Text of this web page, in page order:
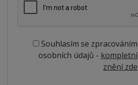
Souhlasím se zpracováním
osobních údajů - kompletní
znění zde